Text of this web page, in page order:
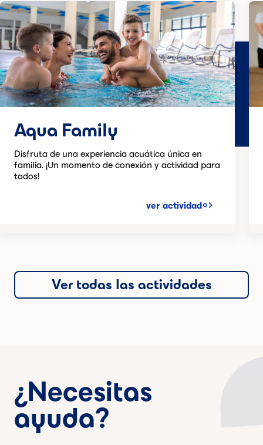
Aqua Family
Disfruta de una experiencia acuática única en
familia. ¡Un momento de conexión y actividad para
todos!
ver actividad
Ver todas las actividades
¿Necesitas
ayuda?